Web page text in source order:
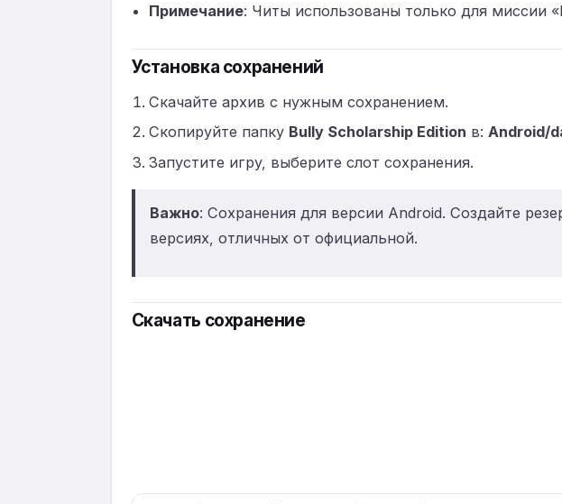
Примечание: Читы использованы только для миссии
Установка сохранений
Скачайте архив с нужным сохранением.
Скопируйте папку Bully Scholarship Edition в:Android/
Запустите игру, выберите слот сохранения.
Важно: Сохранения для версии Android. Создайте
версиях, отличных от официальной.
Скачать сохранение